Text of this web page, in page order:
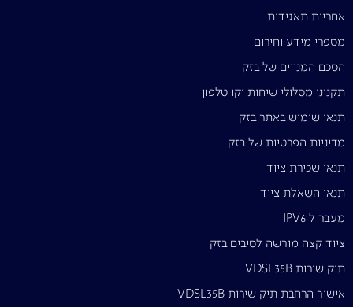
אחריות תאגידית
מספרי מידע וחירום
הסכם המנויים של בזק
תקנוני מסלולי שיחות וקו טלפון
תנאי שימוש באתר בזק
מדיניות הפרטיות של בזק
תנאי שכירת ציוד
תנאי השאלת ציוד
מעבר ל IPV6
ציוד קצה מורשה לסיבים בזק
תיק שירות VDSL35B
אישור הרחבת תיק שירות VDSL35B